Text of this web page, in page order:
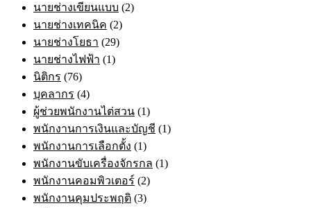
นายช่างเขียนแบบ (2)
นายช่างเทคนิค (2)
นายช่างโยธา (29)
นายช่างไฟฟ้า (1)
นิติกร (76)
บุคลากร (4)
ผู้ช่วยพนักงานไต่สวน (1)
พนักงานการเงินและบัญชี (1)
พนักงานการเลือกตั้ง (1)
พนักงานขับเครื่องจักรกล (1)
พนักงานคอมพิวเตอร์ (2)
พนักงานคุมประพฤติ (3)